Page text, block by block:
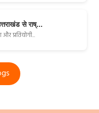
से राष्...
प्रतियोगी...